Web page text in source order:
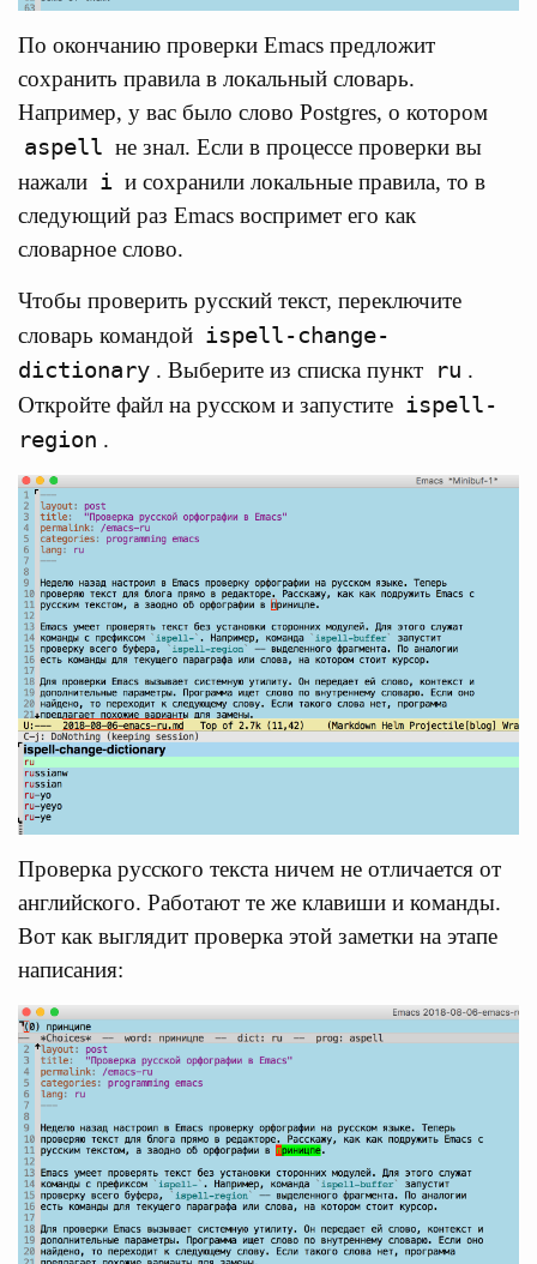
По окончанию проверки Emacs предложит
сохранить правила в локальный словарь.
Например, у вас было слово Postgres, о котором
aspell не знал. Если в процессе проверки вы
нажали i и сохранили локальные правила, то в
следующий раз Emacs воспримет его как
словарное слово.
Чтобы проверить русский текст, переключите
словарь командой ispell-change-
dictionary . Выберите из списка пункт ru .
Откройте файл на русском и запустите ispell-
region .
Проверка русского текста ничем не отличается от
английского. Работают те же клавиши и команды.
Вот как выглядит проверка этой заметки на этапе
написания: